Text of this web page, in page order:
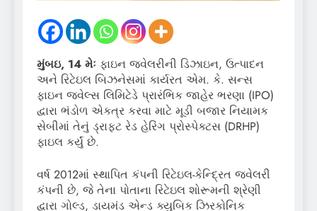
મુંબઇ, 14 મેઃ ફાઇન જ્વેલરીની ડિઝાઇન, ઉત્પાદન
અને રિટેઇલ બિઝનેસમાં કાર્યરત એમ. કે. સન્સ
ફાઇન જ્વેલ્સ લિમિટેડે પ્રારંભિક જાહેર ભરણા (IPO)
દ્વારા ભંડોળ એકત્ર કરવા માટે મૂડી બજાર નિયામક
સેબીમાં તેનું ડ્રાફ્ટ રેડ હેરિંગ પ્રોસ્પેક્ટસ (DRHP)
ફાઇલ કર્યું છે.
વર્ષ 2012માં સ્થાપિત કંપની રિટેઇલ-કેન્દ્રિત જ્વેલરી
કંપની છે, જે તેના પોતાના રિટેઇલ શોરૂમની શ્રેણી
દ્વારા ગોલ્ડ, ડાયમંડ એન્ડ ક્યુબિક ઝિરકોનિક